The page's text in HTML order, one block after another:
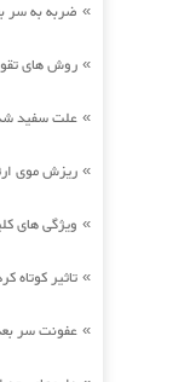
» ضربه به سر
» روش های
» علت سفید
» ریزش موی
» ویژگی های
» تاثیر کوتاه
» عفونت سر